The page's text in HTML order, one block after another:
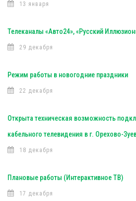
13 января
Телеканалы «Авто24», «Русский
29 декабря
Режим работы в новогодние праздники
22 декабря
Открыта техническая возможность
кабельного телевидения в г. Орехово-
18 декабря
Плановые работы (Интерактивное ТВ)
17 декабря